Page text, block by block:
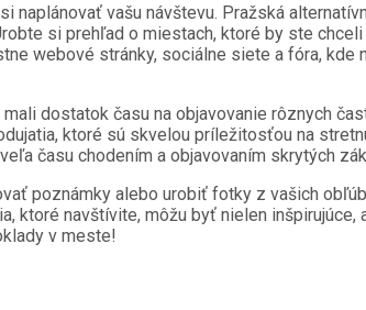
vašu návštevu. Pražská
si prehľad o miestach, ktoré by ste
webové stránky, sociálne siete a fóra, kde
dostatok času na objavovanie rôznych
ktoré sú skvelou príležitosťou na
času chodením a objavovaním skrytých
poznámky alebo urobiť fotky z vašich
ktoré navštívite, môžu byť nielen
v meste!